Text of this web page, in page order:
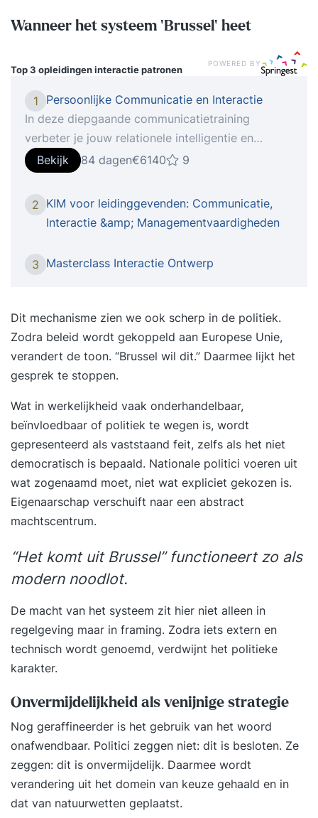
Wanneer het systeem ‘Brussel’ heet
Top 3 opleidingeninteractie patronen
POWERED BY
1
Persoonlijke Communicatie en Interactie
In deze diepgaande communicatietraining
verbeter je jouw relationele intelligentie en
vergroot je jouw zelfvertrouwen en je
persoonlijke effectiviteit voor de rest van je
leven. In de training Persoonlijke Communicatie
en Interactie ontdek je hoe jij overkomt op
anderen en welke patronen jouw communicatie
aangeeft zonder weerstand op te roepen, hoe je
je met overtuigingskracht je boodschap
overbrengt. Of het nu gaat om een lastige
onderhandeling, een gesprek met je
leidinggevende of een spontaan overleg: na deze
zelfvertrouwen en effectiviteit. De training
Persoonlijke Communicatie en Interactie is de
doorontwikkeling van de KIG – een training die
zich al sinds 1985 bewijst als een van de best
gewaardeerde en meest effectieve
communicatietrainingen van Nederland. In
Persoonlijke Communicatie en Interactie staat de
training ga je terug naar de basis: écht contact
maken en helder communiceren, ondanks de ruis
jij je meer uit durven spreken tijdens meetings?
Minder vanuit aannames spreken? Wil jij meer
nieuwsgierig en minder oplossingsgericht
luisteren? Moeiteloos ‘nee’ kunnen zeggen?
Goede gesprekstechnieken en effectieve
interactie zijn onmisbaar geworden, zeker nu we
voortdurend schakelen tussen online meetings, e-
mails en berichten. In deze training leer je je
bewust te worden van jouw eigen communicatie,
ontdek je wat je belemmert én wat je helpt om je
boodschap authentiek over te brengen. Dit
Bekijk 84 dagen€6140 9
2 KIM voor leidinggevenden: Communicatie,
Interactie &amp; Managementvaardigheden
3 Masterclass Interactie Ontwerp
Dit mechanisme zien we ook scherp in de politiek.
Zodra beleid wordt gekoppeld aan Europese Unie,
verandert de toon. “Brussel wil dit.” Daarmee lijkt het
gesprek te stoppen.
Wat in werkelijkheid vaak onderhandelbaar,
beïnvloedbaar of politiek te wegen is, wordt
gepresenteerd als vaststaand feit, zelfs als het niet
democratisch is bepaald. Nationale politici voeren uit
wat zogenaamd moet, niet wat expliciet gekozen is.
Eigenaarschap verschuift naar een abstract
machtscentrum.
“Het komt uit Brussel” functioneert zo als
modern noodlot.
De macht van het systeem zit hier niet alleen in
regelgeving maar in framing. Zodra iets extern en
technisch wordt genoemd, verdwijnt het politieke
karakter.
Onvermijdelijkheid als venijnige strategie
Nog geraffineerder is het gebruik van het woord
onafwendbaar. Politici zeggen niet: dit is besloten. Ze
zeggen: dit is onvermijdelijk. Daarmee wordt
verandering uit het domein van keuze gehaald en in
dat van natuurwetten geplaatst.